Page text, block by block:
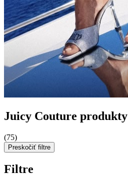
Juicy Couture produkty
(75)
Preskočiť filtre
Filtre